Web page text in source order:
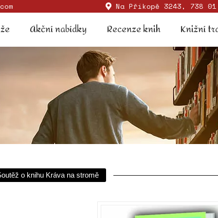
Na Příkopě 3243, 738
Akční nabídky Recenze knih Knižní
o knihu Kráva na stromě
Akční nabídky Recenze knih